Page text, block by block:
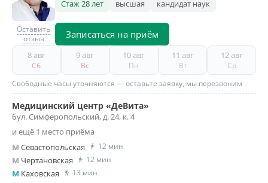
Оставить
отзыв
Стаж 28 лет высшая кандидат наук
Записаться на приём
8 авг
Сб
9 авг
Вс
10 авг
Пн
11 авг
Вт
12 авг
Ср
Свободные часы уточняются — оставьте заявку, мы перезвоним
Медицинский центр «ДеВита»
бул. Симферопольский, д. 24, к. 4
и ещё 1 место приёма
M Севастопольская 12 мин
M Чертановская 12 мин
M Каховская 13 мин